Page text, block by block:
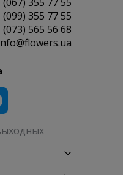
(099) 355 77 55
(073) 565 56 68